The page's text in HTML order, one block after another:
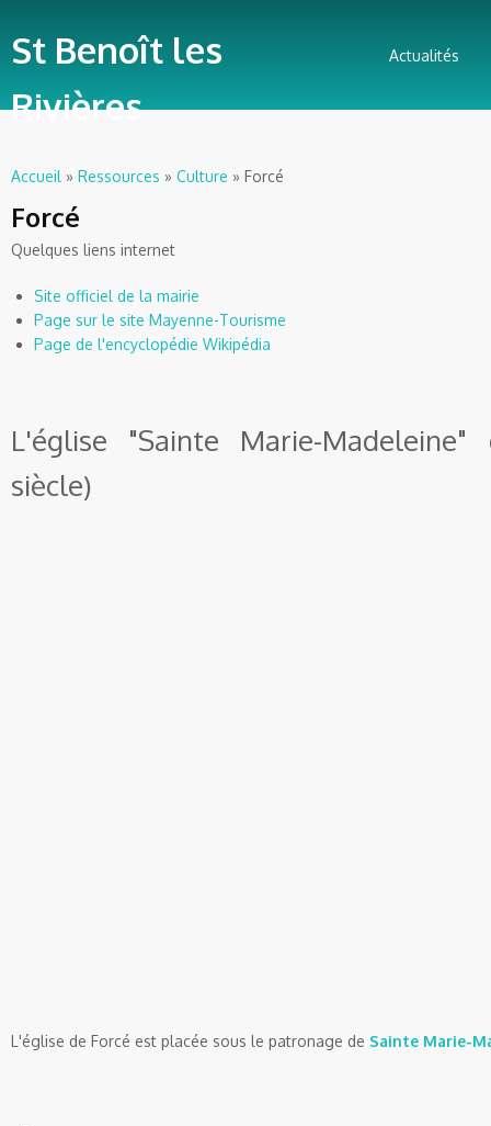
St Benoît les
Rivières
Actualités
Vous êtes ici
Accueil » Ressources » Culture » Forcé
Forcé
Quelques liens internet
Site officiel de la mairie
Page sur le site Mayenne-Tourisme
Page de l'encyclopédie Wikipédia
L'église "Sainte Marie-
siècle)
L'église de Forcé est placée sous le patronage de Sainte Marie-